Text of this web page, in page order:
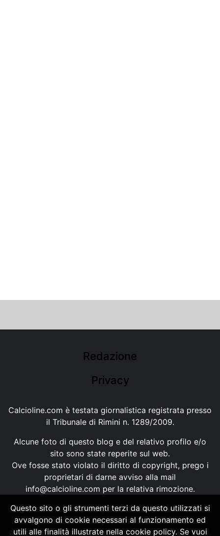
Redazione
Privacy
Calcioline.com è testata giornalistica registrata presso
il Tribunale di Rimini n. 1289/2009.
Alcune foto di questo blog e del relativo profilo e/o
sito sono state reperite sul web.
Ove fosse stato violato il diritto di copyright, prego i
proprietari di darne avviso alla mail
info@calcioline.com per la relativa rimozione.
Ogni testo e foto di proprietà di Calcioline.com non
possono essere copiati o riprodotti, senza
autorizzazione, ai sensi della normativa n.29 del 2001.
Questo sito o gli strumenti terzi da questo utilizzati si
avvalgono di cookie necessari al funzionamento ed
utili alle finalità illustrate nella cookie policy. Se vuoi